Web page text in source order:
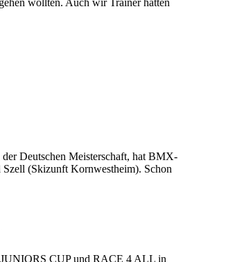
wollten. Auch wir Trainer hatten
Deutschen Meisterschaft, hat BMX-
(Skizunft Kornwestheim). Schon
JUNIORS CUP und RACE 4 ALL in